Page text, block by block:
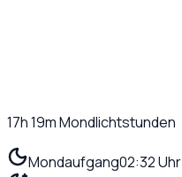
17h 19mMondlichtstunden
Mondaufgang02:32 Uhr